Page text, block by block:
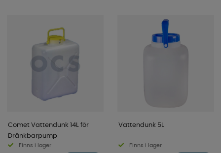
Comet Vattendunk 14L för
Dränkbarpump
Finns i lager
Vattendunk 5L
Finns i lager